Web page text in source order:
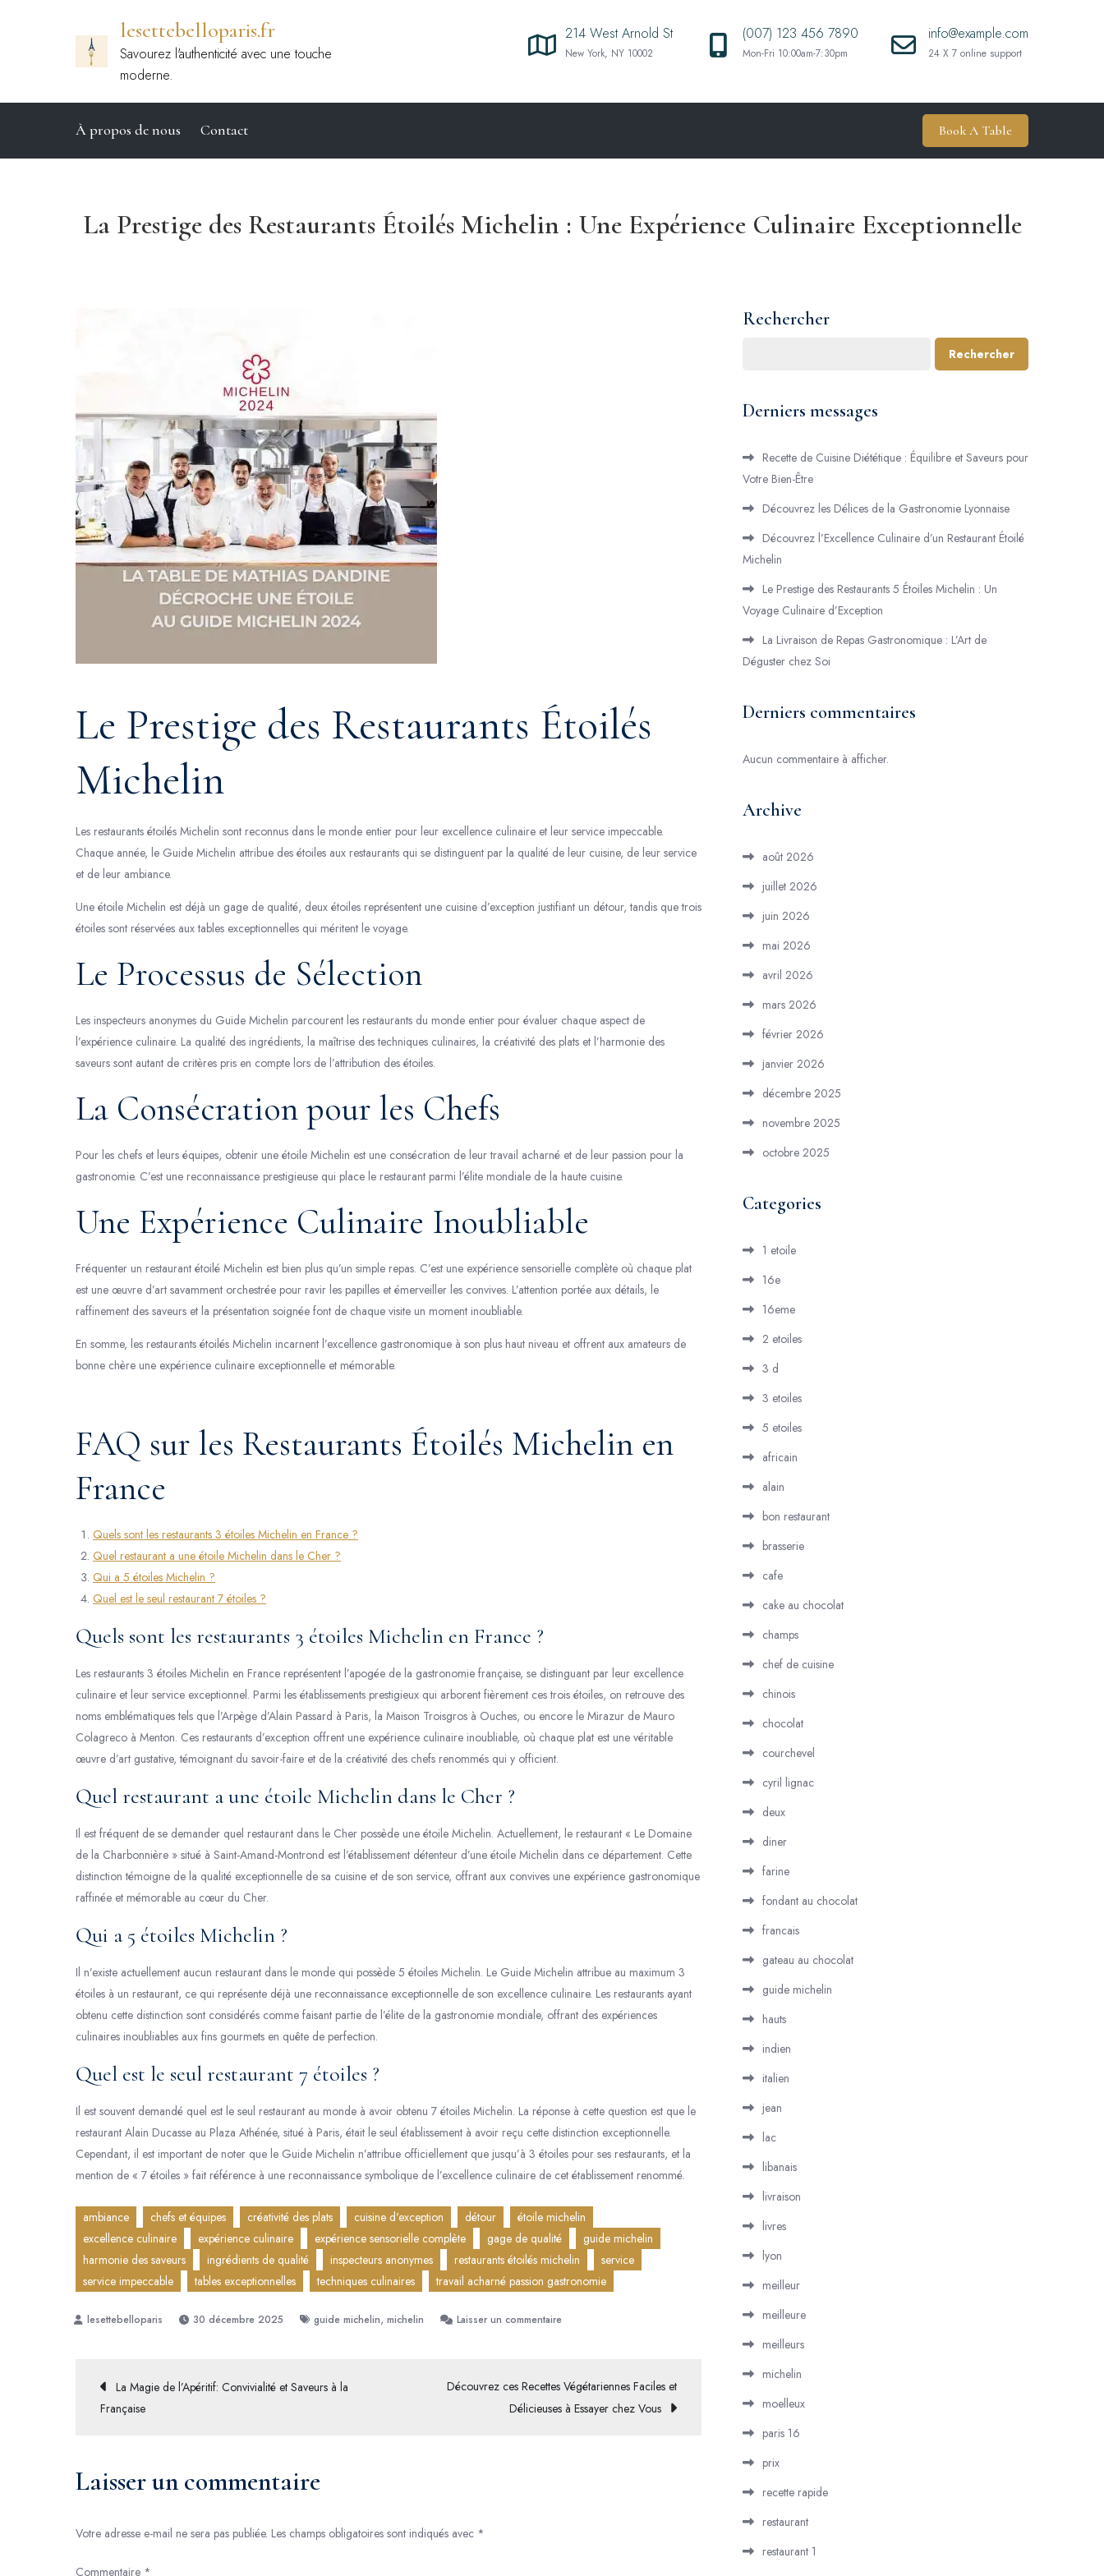
lesettebelloparis.fr
Savourez l'authenticité avec une touche
moderne.
214 West Arnold St
New York, NY 10002
(007) 123 456 7890
Mon-Fri 10:00am-7:30pm
info@example.com
24 X 7 online support
À propos de nous Contact Book A Table
La Prestige des Restaurants Étoilés Michelin : Une Expérience Culinaire Exceptionnelle
Le Prestige des Restaurants Étoilés
Michelin
Les restaurants étoilés Michelin sont reconnus dans le monde entier pour leur excellence culinaire et leur service impeccable.
Chaque année, le Guide Michelin attribue des étoiles aux restaurants qui se distinguent par la qualité de leur cuisine, de leur service
et de leur ambiance.
Une étoile Michelin est déjà un gage de qualité, deux étoiles représentent une cuisine d’exception justifiant un détour, tandis que trois
étoiles sont réservées aux tables exceptionnelles qui méritent le voyage.
Le Processus de Sélection
Les inspecteurs anonymes du Guide Michelin parcourent les restaurants du monde entier pour évaluer chaque aspect de
l’expérience culinaire. La qualité des ingrédients, la maîtrise des techniques culinaires, la créativité des plats et l’harmonie des
saveurs sont autant de critères pris en compte lors de l’attribution des étoiles.
La Consécration pour les Chefs
Pour les chefs et leurs équipes, obtenir une étoile Michelin est une consécration de leur travail acharné et de leur passion pour la
gastronomie. C’est une reconnaissance prestigieuse qui place le restaurant parmi l’élite mondiale de la haute cuisine.
Une Expérience Culinaire Inoubliable
Fréquenter un restaurant étoilé Michelin est bien plus qu’un simple repas. C’est une expérience sensorielle complète où chaque plat
est une œuvre d’art savamment orchestrée pour ravir les papilles et émerveiller les convives. L’attention portée aux détails, le
raffinement des saveurs et la présentation soignée font de chaque visite un moment inoubliable.
En somme, les restaurants étoilés Michelin incarnent l’excellence gastronomique à son plus haut niveau et offrent aux amateurs de
bonne chère une expérience culinaire exceptionnelle et mémorable.
FAQ sur les Restaurants Étoilés Michelin en
France
Quels sont les restaurants 3 étoiles Michelin en France ?
Quel restaurant a une étoile Michelin dans le Cher ?
Qui a 5 étoiles Michelin ?
Quel est le seul restaurant 7 étoiles ?
Quels sont les restaurants 3 étoiles Michelin en France ?
Les restaurants 3 étoiles Michelin en France représentent l’apogée de la gastronomie française, se distinguant par leur excellence
culinaire et leur service exceptionnel. Parmi les établissements prestigieux qui arborent fièrement ces trois étoiles, on retrouve des
noms emblématiques tels que l’Arpège d’Alain Passard à Paris, la Maison Troisgros à Ouches, ou encore le Mirazur de Mauro
Colagreco à Menton. Ces restaurants d’exception offrent une expérience culinaire inoubliable, où chaque plat est une véritable
œuvre d’art gustative, témoignant du savoir-faire et de la créativité des chefs renommés qui y officient.
Quel restaurant a une étoile Michelin dans le Cher ?
Il est fréquent de se demander quel restaurant dans le Cher possède une étoile Michelin. Actuellement, le restaurant « Le Domaine
de la Charbonnière » situé à Saint-Amand-Montrond est l’établissement détenteur d’une étoile Michelin dans ce département. Cette
distinction témoigne de la qualité exceptionnelle de sa cuisine et de son service, offrant aux convives une expérience gastronomique
raffinée et mémorable au cœur du Cher.
Qui a 5 étoiles Michelin ?
Il n’existe actuellement aucun restaurant dans le monde qui possède 5 étoiles Michelin. Le Guide Michelin attribue au maximum 3
étoiles à un restaurant, ce qui représente déjà une reconnaissance exceptionnelle de son excellence culinaire. Les restaurants ayant
obtenu cette distinction sont considérés comme faisant partie de l’élite de la gastronomie mondiale, offrant des expériences
culinaires inoubliables aux fins gourmets en quête de perfection.
Quel est le seul restaurant 7 étoiles ?
Il est souvent demandé quel est le seul restaurant au monde à avoir obtenu 7 étoiles Michelin. La réponse à cette question est que le
restaurant Alain Ducasse au Plaza Athénée, situé à Paris, était le seul établissement à avoir reçu cette distinction exceptionnelle.
Cependant, il est important de noter que le Guide Michelin n’attribue officiellement que jusqu’à 3 étoiles pour ses restaurants, et la
mention de « 7 étoiles » fait référence à une reconnaissance symbolique de l’excellence culinaire de cet établissement renommé.
ambiance chefs et équipes créativité des plats cuisine d'exception détour
étoile michelin
excellence culinaire
expérience culinaire expérience sensorielle complète gage de qualité
guide michelin
harmonie des saveurs
ingrédients de qualité inspecteurs anonymes restaurants étoilés michelin
service
service impeccable
tables exceptionnelles techniques culinaires travail acharné passion gastronomie
30 décembre 2025 guide michelin, michelin Laisser un commentairesur
des
Restaurants
Navigation
l’article
La Magie de l’Apéritif: Convivialité et Saveurs à la
Française
Découvrez ces Recettes Végétariennes Faciles et
Délicieuses à Essayer chez Vous
Laisser un commentaire
Votre adresse e-mail ne sera pas publiée. Les champs obligatoires sont indiqués avec *
Commentaire *
Rechercher
Rechercher
Derniers messages
Recette de Cuisine Diététique : Équilibre et Saveurs pour
Votre Bien-Être
Découvrez les Délices de la Gastronomie Lyonnaise
Découvrez l’Excellence Culinaire d’un Restaurant Étoilé
Michelin
Le Prestige des Restaurants 5 Étoiles Michelin : Un
Voyage Culinaire d’Exception
La Livraison de Repas Gastronomique : L’Art de
Déguster chez Soi
Derniers commentaires
Aucun commentaire à afficher.
Archive
août 2026
juillet 2026
juin 2026
mai 2026
avril 2026
mars 2026
février 2026
janvier 2026
décembre 2025
novembre 2025
octobre 2025
Categories
1 etoile
16e
16eme
2 etoiles
3 d
3 etoiles
5 etoiles
africain
alain
bon restaurant
brasserie
cafe
cake au chocolat
champs
chef de cuisine
chinois
chocolat
courchevel
cyril lignac
deux
diner
farine
fondant au chocolat
francais
gateau au chocolat
guide michelin
hauts
indien
italien
jean
lac
libanais
livraison
livres
lyon
meilleur
meilleure
meilleurs
michelin
moelleux
paris 16
prix
recette rapide
restaurant
restaurant 1